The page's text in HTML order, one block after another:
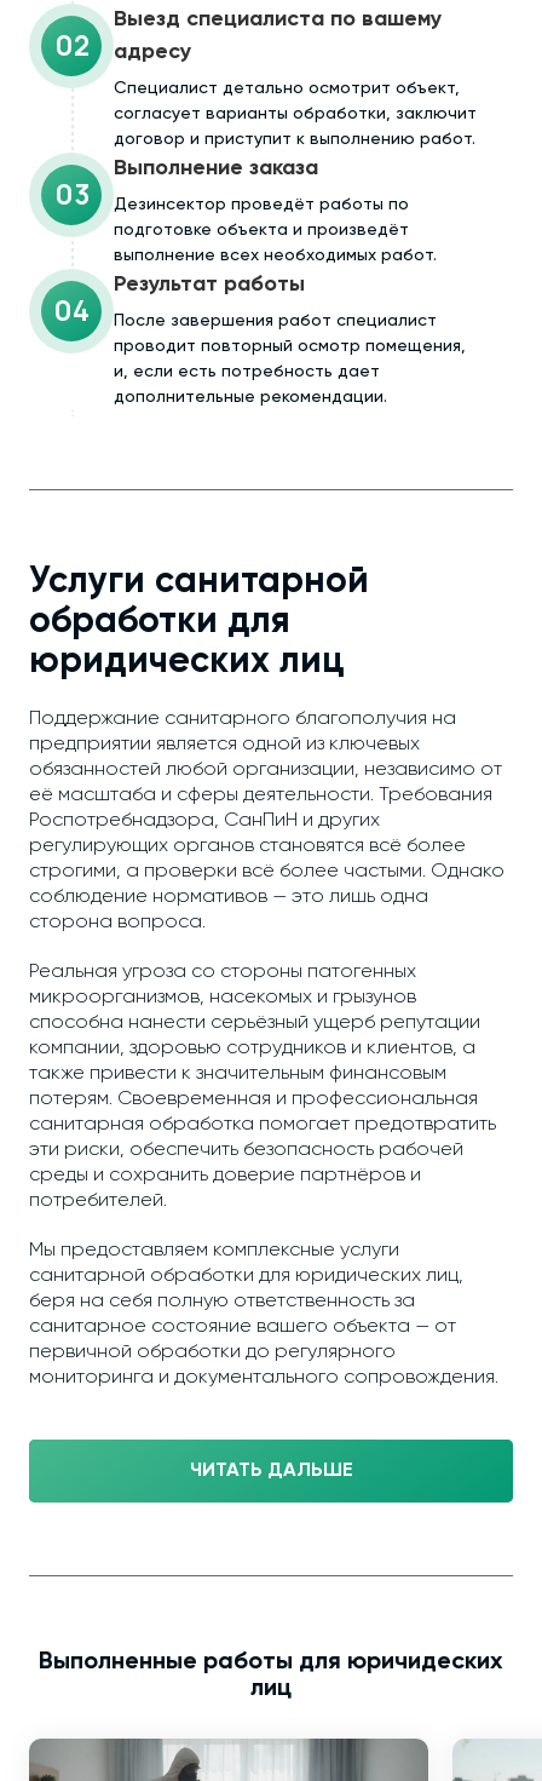
02
Выезд специалиста по вашему
адресу
Cпециалист детально осмотрит объект,
согласует варианты обработки, заключит
договор и приступит к выполнению работ.
03
Выполнение заказа
Дезинсектор проведёт работы по
подготовке объекта и произведёт
выполнение всех необходимых работ.
04
Результат работы
После завершения работ специалист
проводит повторный осмотр помещения,
и, если есть потребность дает
дополнительные рекомендации.
Услуги санитарной
обработки для
юридических лиц
Поддержание санитарного благополучия на
предприятии является одной из ключевых
обязанностей любой организации, независимо от
её масштаба и сферы деятельности. Требования
Роспотребнадзора, СанПиН и других
регулирующих органов становятся всё более
строгими, а проверки всё более частыми. Однако
соблюдение нормативов — это лишь одна
сторона вопроса.
Реальная угроза со стороны патогенных
микроорганизмов, насекомых и грызунов
способна нанести серьёзный ущерб репутации
компании, здоровью сотрудников и клиентов, а
также привести к значительным финансовым
потерям. Своевременная и профессиональная
санитарная обработка помогает предотвратить
эти риски, обеспечить безопасность рабочей
среды и сохранить доверие партнёров и
потребителей.
Мы предоставляем комплексные услуги
санитарной обработки для юридических лиц,
беря на себя полную ответственность за
санитарное состояние вашего объекта — от
первичной обработки до регулярного
мониторинга и документального сопровождения.
ЧИТАТЬ ДАЛЬШЕ
Выполненные работы для юричидеских
лиц